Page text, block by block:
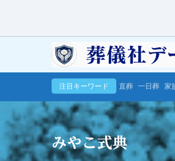
注目キーワード 直葬 一日葬 家
みやこ式典